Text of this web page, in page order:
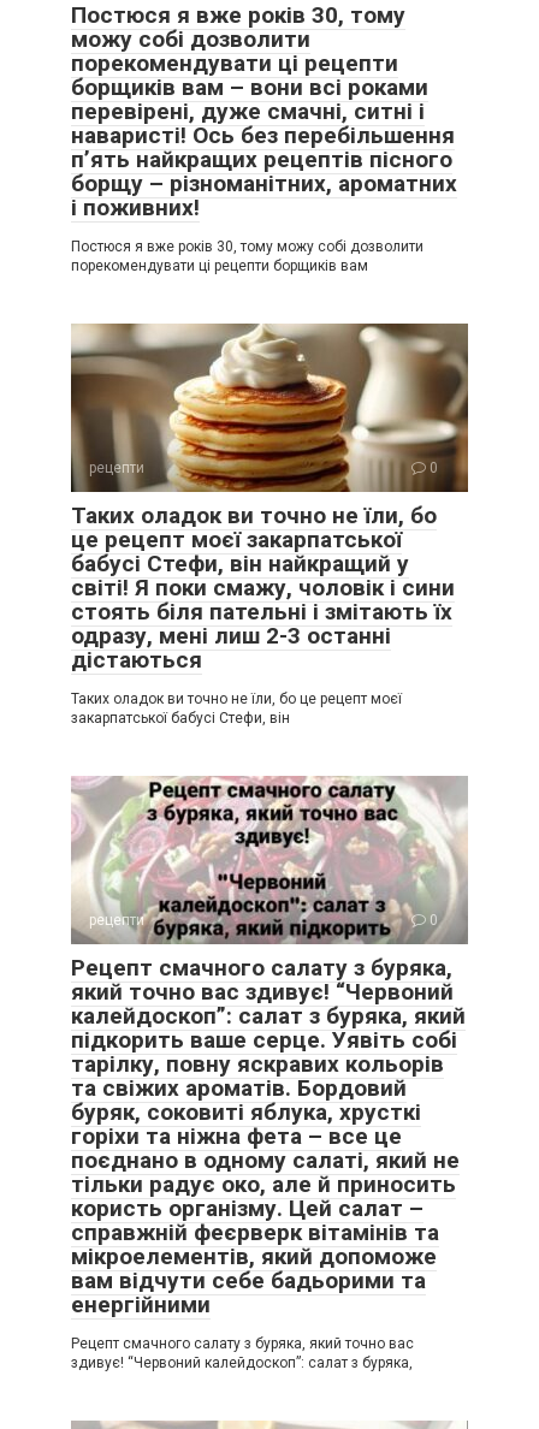
Постюся я вже років 30, тому
можу собі дозволити
порекомендувати ці рецепти
борщиків вам – вони всі роками
перевірені, дуже смачні, ситні і
наваристі! Ось без перебільшення
п’ять найкращих рецептів пісного
борщу – різноманітних, ароматних
і поживних!
Постюся я вже років 30, тому можу собі дозволити
порекомендувати ці рецепти борщиків вам
рецепти 0
Таких оладок ви точно не їли, бо
це рецепт моєї закарпатської
бабусі Стефи, він найкращий у
світі! Я поки смажу, чоловік і сини
стоять біля пательні і змітають їх
одразу, мені лиш 2-3 останні
дістаються
Таких оладок ви точно не їли, бо це рецепт моєї
закарпатської бабусі Стефи, він
рецепти 0
Рецепт смачного салату з буряка,
який точно вас здивує! “Червоний
калейдоскоп”: салат з буряка, який
підкорить ваше серце. Уявіть собі
тарілку, повну яскравих кольорів
та свіжих ароматів. Бордовий
буряк, соковиті яблука, хрусткі
горіхи та ніжна фета – все це
поєднано в одному салаті, який не
тільки радує око, але й приносить
користь організму. Цей салат –
справжній феєрверк вітамінів та
мікроелементів, який допоможе
вам відчути себе бадьорими та
енергійними
Рецепт смачного салату з буряка, який точно вас
здивує! “Червоний калейдоскоп”: салат з буряка,